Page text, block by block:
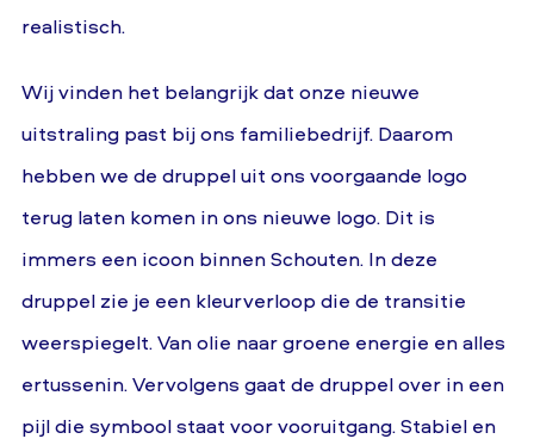
realistisch.
Wij vinden het belangrijk dat onze nieuwe
uitstraling past bij ons familiebedrijf. Daarom
hebben we de druppel uit ons voorgaande logo
terug laten komen in ons nieuwe logo. Dit is
immers een icoon binnen Schouten. In deze
druppel zie je een kleurverloop die de transitie
weerspiegelt. Van olie naar groene energie en alles
ertussenin. Vervolgens gaat de druppel over in een
pijl die symbool staat voor vooruitgang. Stabiel en